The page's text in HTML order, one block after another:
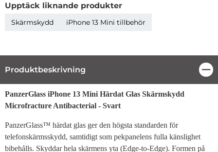
Upptäck liknande produkter
Skärmskydd iPhone 13 Mini tillbehör
Produktbeskrivning
Produktbeskrivning
PanzerGlass iPhone 13 Mini Härdat Glas Skärmskydd
Microfracture Antibacterial - Svart
PanzerGlass™ härdat glas ger den högsta standarden för
telefonskärmsskydd, samtidigt som pekpanelens fulla känslighet
bibehålls. Skyddar hela skärmens yta (Edge-to-Edge). Formen på